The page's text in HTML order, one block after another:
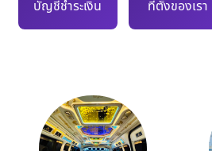
บัญชีชำระเงิน ที่ตั้งของเรา